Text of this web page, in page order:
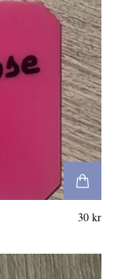
30 kr